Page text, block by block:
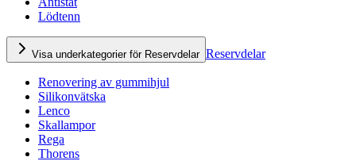
Lödtenn
Visa underkategorier för Reservdelar Reservdelar
Renovering av gummihjul
Silikonvätska
Lenco
Skallampor
Rega
Thorens